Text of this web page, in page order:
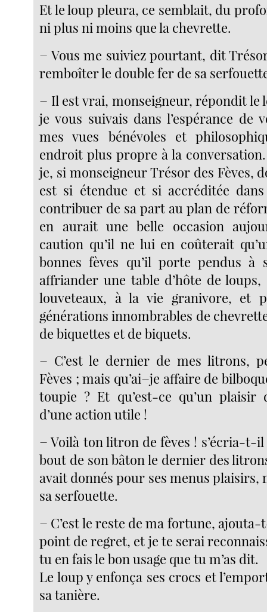
Et le loup pleura, ce semblait, du
ni plus ni moins que la chevrette.
− Vous me suiviez pourtant, dit
remboîter le double fer de sa
− Il est vrai, monseigneur, répondit le
je vous suivais dans l’espérance de
mes vues bénévoles et
endroit plus propre à la
je, si monseigneur Trésor des Fèves,
est si étendue et si accréditée
contribuer de sa part au plan de
en aurait une belle occasion
caution qu’il ne lui en coûterait
bonnes fèves qu’il porte pendus à
affriander une table d’hôte de
louveteaux, à la vie granivore, et
générations innombrables de
de biquettes et de biquets.
− C’est le dernier de mes litrons,
Fèves ; mais qu’ai−je affaire de
toupie ? Et qu’est-ce qu’un plaisir
d’une action utile !
− Voilà ton litron de fèves ! s’écria-t-
bout de son bâton le dernier des
avait donnés pour ses menus plaisirs,
sa serfouette.
− C’est le reste de ma fortune, ajouta-
point de regret, et je te serai
tu en fais le bon usage que tu m’as dit.
Le loup y enfonça ses crocs et
sa tanière.